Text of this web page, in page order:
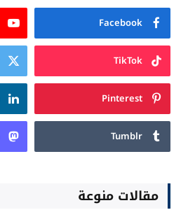
Facebook
TikTok
Pinterest
Tumblr
مقالات منوعة